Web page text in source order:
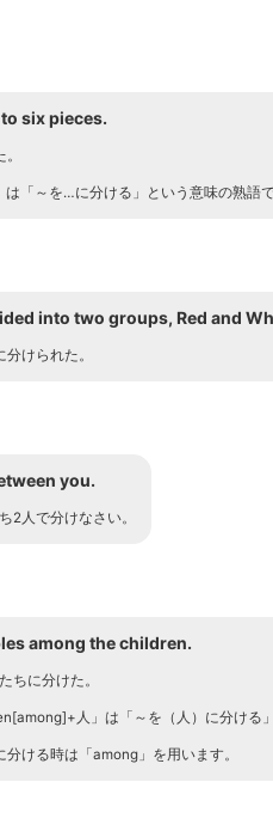
six pieces.
「～を…に分ける」という意味の熟語で
into two groups, Red and
けられた。
you.
2人で分けなさい。
among the children.
ちに分けた。
人」は「～を（人）に分ける
分ける時は「among」を用います。